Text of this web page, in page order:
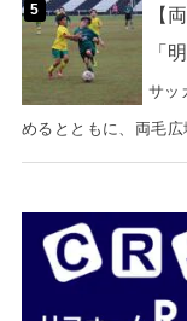
【
「
サッ
めるとともに、両毛